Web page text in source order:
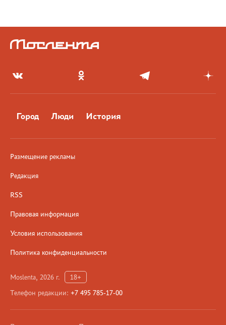
Город Люди История
Размещение рекламы
Редакция
RSS
Правовая информация
Условия использования
Политика конфиденциальности
Moslenta, 2026 г.
18+
Телефон редакции: +7 495 785-17-00